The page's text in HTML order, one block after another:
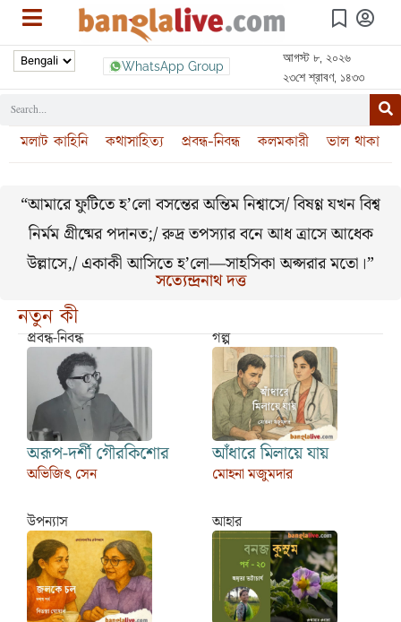
WhatsApp Group
আগস্ট ৮, ২০২৬
২৩শে শ্রাবণ, ১৪৩৩
মলাট কাহিনি কথাসাহিত্য প্রবন্ধ-নিবন্ধ কলমকারী ভাল থাকা
“আমারে ফুটিতে হ’লো বসন্তের অন্তিম নিশ্বাসে/ বিষণ্ণ যখন বিশ্ব
নির্মম গ্রীষ্মের পদানত;/ রুদ্র তপস্যার বনে আধ ত্রাসে আধেক
উল্লাসে,/ একাকী আসিতে হ’লো—সাহসিকা অপ্সরার মতো।”
সত্যেন্দ্রনাথ দত্ত
নতুন কী
প্রবন্ধ-নিবন্ধ
অরূপ-দর্শী গৌরকিশোর
অভিজিৎ সেন
গল্প
আঁধারে মিলায়ে যায়
মোহনা মজুমদার
উপন্যাস আহার